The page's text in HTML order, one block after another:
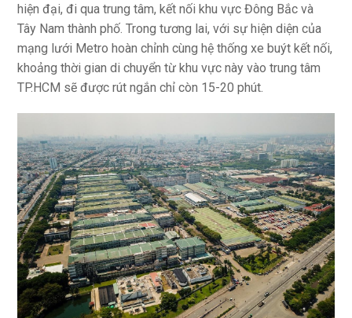
hiện đại, đi qua trung tâm, kết nối khu vực Đông Bắc và
Tây Nam thành phố. Trong tương lai, với sự hiện diện của
mạng lưới Metro hoàn chỉnh cùng hệ thống xe buýt kết nối,
khoảng thời gian di chuyển từ khu vực này vào trung tâm
TP.HCM sẽ được rút ngắn chỉ còn 15-20 phút.